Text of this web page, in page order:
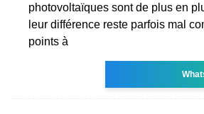
photovoltaïques sont de plus en
leur différence reste parfois mal
points à